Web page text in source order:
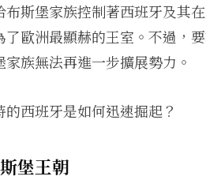
斯堡家族控制著西班牙及其
歐洲最顯赫的王室。不過，
族無法再進一步擴展勢力。
西班牙是如何迅速掘起？
堡王朝